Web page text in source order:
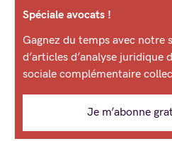
Spéciale avocats !
Gagnez du temps avec notre
d’articles d’analyse juridique
sociale complémentaire
Je m’abonne